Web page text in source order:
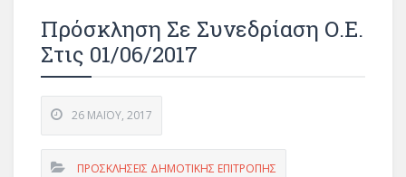
Πρόσκληση Σε Συνεδρίαση Ο.Ε.
Στις 01/06/2017
26 ΜΑΪ́ΟΥ, 2017
ΠΡΟΣΚΛΗΣΕΙΣ ΔΗΜΟΤΙΚΗΣ ΕΠΙΤΡΟΠΗΣ